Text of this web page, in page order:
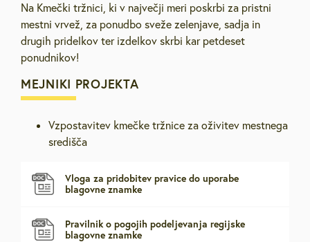
Na Kmečki tržnici, ki v največji meri poskrbi za pristni
mestni vrvež, za ponudbo sveže zelenjave, sadja in
drugih pridelkov ter izdelkov skrbi kar petdeset
ponudnikov!
MEJNIKI PROJEKTA
Vzpostavitev kmečke tržnice za oživitev mestnega
središča
Vloga za pridobitev pravice do uporabe
blagovne znamke
Pravilnik o pogojih podeljevanja regijske
blagovne znamke